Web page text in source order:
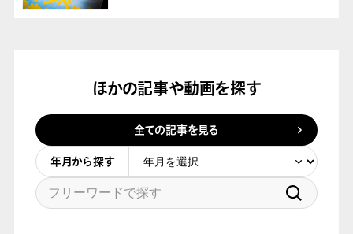
ほかの記事や動画を探す
全ての記事を見る
年月から探す